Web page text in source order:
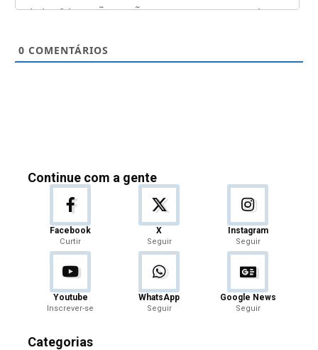
0 COMENTÁRIOS
Continue com a gente
Facebook
Curtir
X
Seguir
Instagram
Seguir
Youtube
Inscrever-se
WhatsApp
Seguir
Google News
Seguir
Categorias